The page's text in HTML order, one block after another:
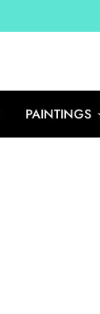
PAINTINGS